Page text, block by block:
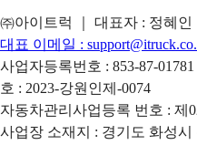
㈜아이트럭 ｜ 대표자 : 정혜인
대표 이메일 :
사업자등록번호 : 853-87-01781
호 : 2023-강원인제-0074
자동차관리사업등록 번호 : 제
사업장 소재지 : 경기도 화성